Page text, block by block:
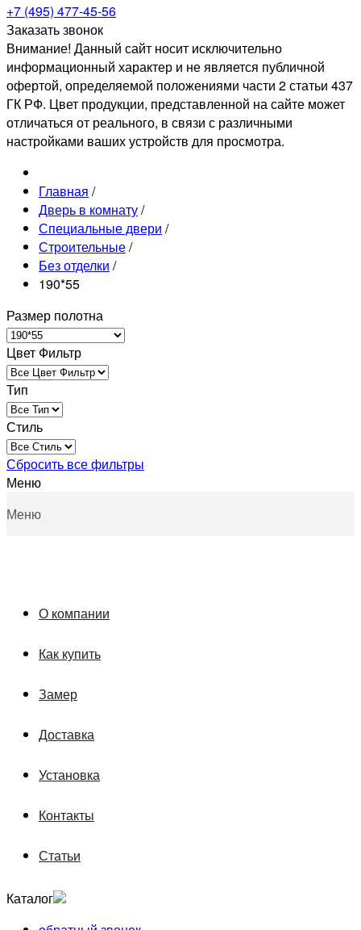
+7 (495) 477-45-56
Заказать звонок
Внимание! Данный сайт носит исключительно
информационный характер и не является публичной
офертой, определяемой положениями части 2 статьи 437
ГК РФ. Цвет продукции, представленной на сайте может
отличаться от реального, в связи с различными
настройками ваших устройств для просмотра.
Главная /
Дверь в комнату/
Специальные двери /
Строительные/
Без отделки /
190*55
Размер полотна
Цвет Фильтр
Тип
Стиль
Сбросить все фильтры
Меню
Меню
О компании
Как купить
Замер
Доставка
Установка
Контакты
Статьи
Каталог